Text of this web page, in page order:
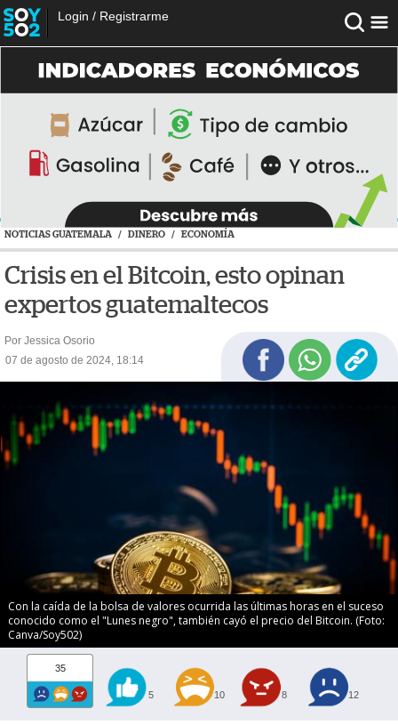
Login / Registrarme
NOTICIAS GUATEMALA / DINERO / ECONOMÍA
Crisis en el Bitcoin, esto opinan
expertos guatemaltecos
Por Jessica Osorio
07 de agosto de 2024, 18:14
Con la caída de la bolsa de valores ocurrida las últimas horas en el suceso
conocido como el "Lunes negro", también cayó el precio del Bitcoin. (Foto:
Canva/Soy502)
35
5 10 8 12